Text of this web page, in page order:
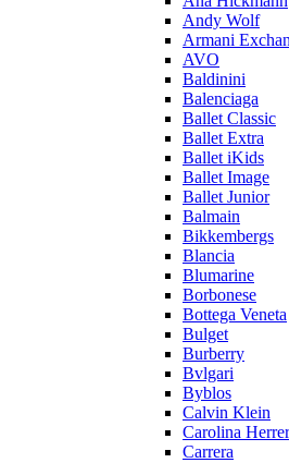
Andy Wolf
Armani
AVO
Baldinini
Balenciaga
Ballet Classic
Ballet Extra
Ballet iKids
Ballet Image
Ballet Junior
Balmain
Bikkembergs
Blancia
Blumarine
Borbonese
Bottega Veneta
Bulget
Burberry
Bvlgari
Byblos
Calvin Klein
Carolina
Carrera